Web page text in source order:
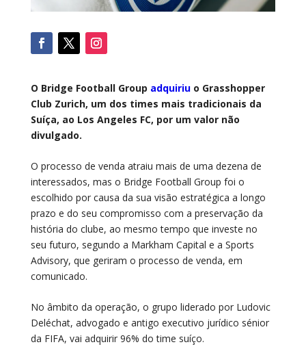
O Bridge Football Group adquiriuo Grasshopper
Club Zurich, um dos times mais tradicionais da
Suíça, ao Los Angeles FC, por um valor não
divulgado.
O processo de venda atraiu mais de uma dezena de
interessados, mas o Bridge Football Group foi o
escolhido por causa da sua visão estratégica a longo
prazo e do seu compromisso com a preservação da
história do clube, ao mesmo tempo que investe no
seu futuro, segundo a Markham Capital e a Sports
Advisory, que geriram o processo de venda, em
comunicado.
No âmbito da operação, o grupo liderado por Ludovic
Deléchat, advogado e antigo executivo jurídico sénior
da FIFA, vai adquirir 96% do time suíço.